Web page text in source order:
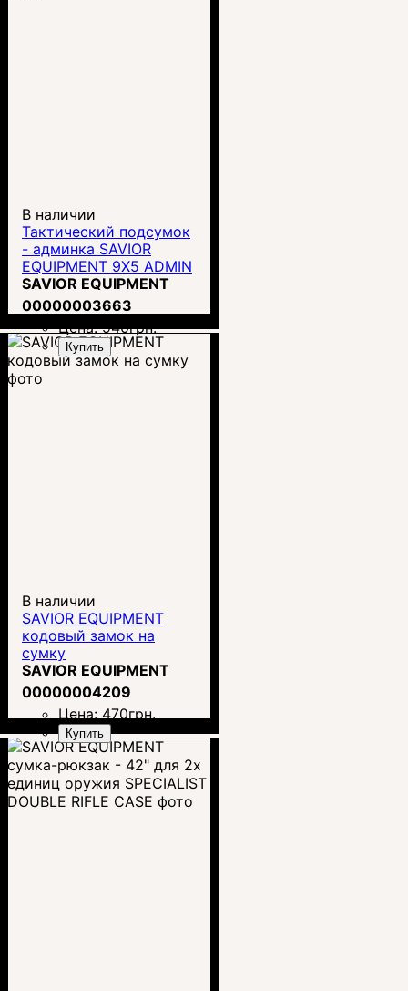
В наличии
Тактический подсумок
- админка SAVIOR
EQUIPMENT 9X5 ADMIN
SAVIOR EQUIPMENT
00000003663
Цена:940грн.
Купить
В наличии
SAVIOR EQUIPMENT
кодовый замок на
сумку
SAVIOR EQUIPMENT
00000004209
Цена: 470грн.
Купить